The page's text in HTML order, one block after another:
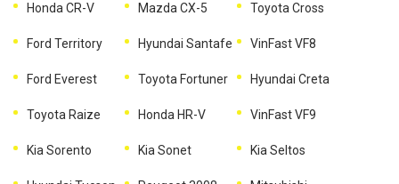
Honda CR-V Mazda CX-5 Toyota Cross
Ford Territory Hyundai Santafe VinFast VF8
Ford Everest Toyota Fortuner Hyundai Creta
Toyota Raize Honda HR-V VinFast VF9
Kia Sorento Kia Sonet Kia Seltos